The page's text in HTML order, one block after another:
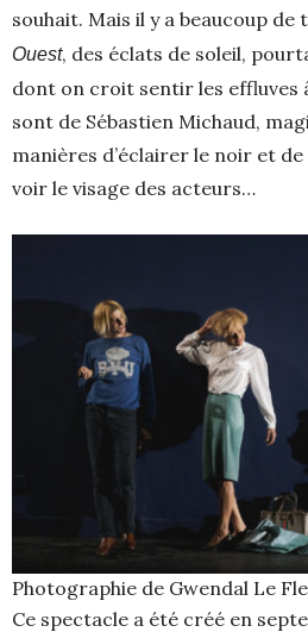
souhait. Mais il y a beaucoup de
Ouest, des éclats de soleil,
dont on croit sentir les effluves
sont de Sébastien Michaud,
manières d’éclairer le noir et
voir le visage des acteurs…
Photographie de Gwendal Le
Ce spectacle a été créé en